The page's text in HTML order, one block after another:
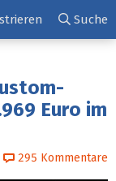
Suche
Euro im
295 Kommentare